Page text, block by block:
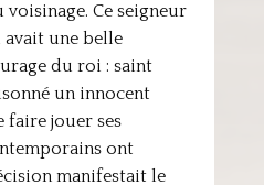
Ce seigneur
une belle
du roi : saint
un innocent
faire jouer ses
ont
manifestait le